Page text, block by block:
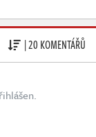
| 20 KOMENTÁŘŮ